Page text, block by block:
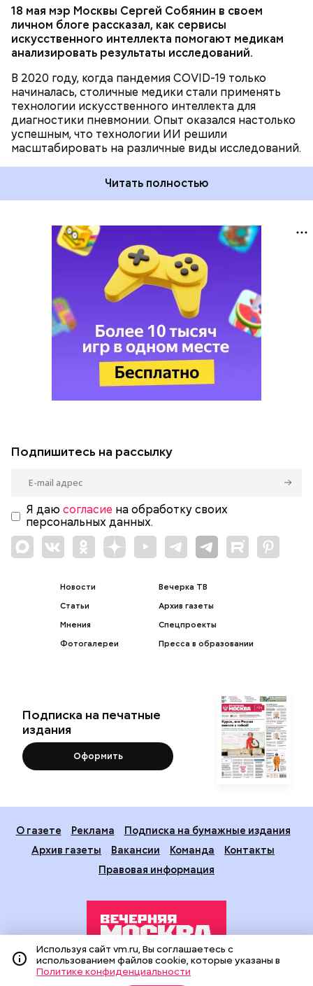
18 мая мэр Москвы Сергей Собянин в своем
личном блоге рассказал, как сервисы
искусственного интеллекта помогают медикам
анализировать результаты исследований.
В 2020 году, когда пандемия COVID-19 только
начиналась, столичные медики стали применять
технологии искусственного интеллекта для
диагностики пневмонии. Опыт оказался настолько
успешным, что технологии ИИ решили
масштабировать на различные виды исследований.
Читать полностью
Подпишитесь на рассылку
Я даю согласие на обработку своих
персональных данных.
Новости
Статьи
Мнения
Фотогалереи
Вечерка ТВ
Архив газеты
Спецпроекты
Пресса в образовании
Подписка на печатные
издания
Оформить
О газете Реклама
Подписка на бумажные издания
Архив газеты
Вакансии Команда
Контакты
Правовая информация
Издание создано при финансовой поддержке Департамента
Используя сайт vm.ru, Вы соглашаетесь с
использованием файлов cookie, которые указаны в
Политике конфиденциальности